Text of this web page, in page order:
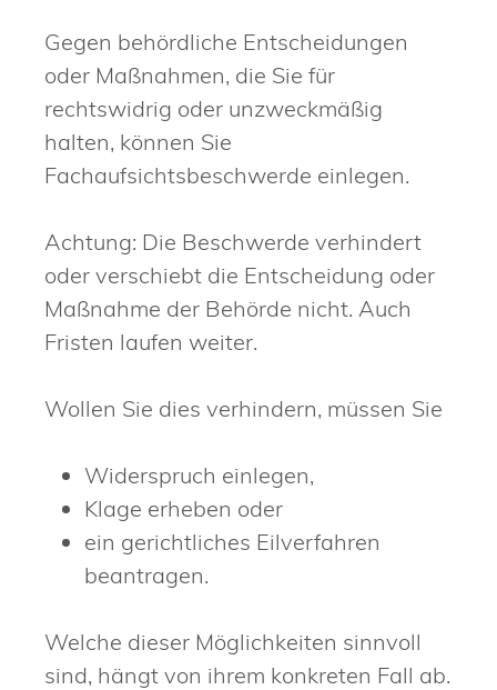
Gegen behördliche Entscheidungen
oder Maßnahmen, die Sie für
rechtswidrig oder unzweckmäßig
halten, können Sie
Fachaufsichtsbeschwerde einlegen.
Achtung: Die Beschwerde verhindert
oder verschiebt die Entscheidung oder
Maßnahme der Behörde nicht. Auch
Fristen laufen weiter.
Wollen Sie dies verhindern, müssen Sie
Widerspruch einlegen,
Klage erheben oder
ein gerichtliches Eilverfahren
beantragen.
Welche dieser Möglichkeiten sinnvoll
sind, hängt von ihrem konkreten Fall ab.